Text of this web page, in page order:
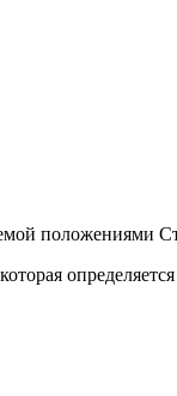
положениями